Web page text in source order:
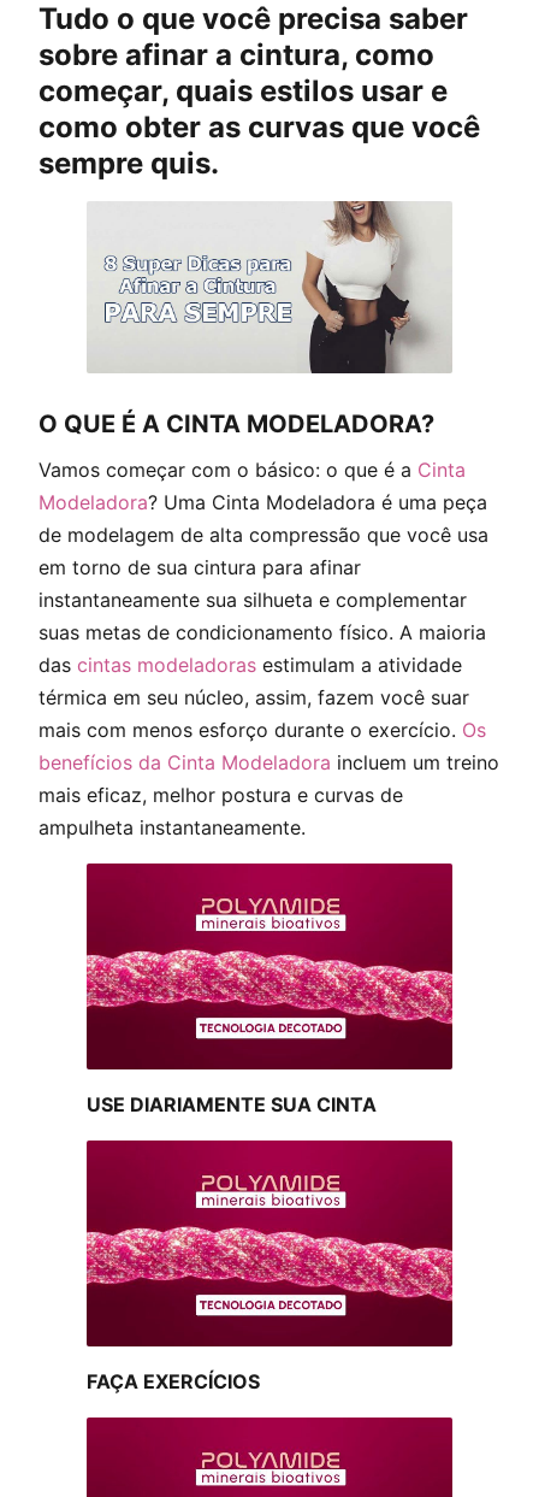
Tudo o que você precisa saber
sobre afinar a cintura, como
começar, quais estilos usar e
como obter as curvas que você
sempre quis.
O QUE É A CINTA MODELADORA?
Vamos começar com o básico: o que é a Cinta
Modeladora? Uma Cinta Modeladora é uma peça
de modelagem de alta compressão que você usa
em torno de sua cintura para afinar
instantaneamente sua silhueta e complementar
suas metas de condicionamento físico. A maioria
das cintas modeladoras estimulam a atividade
térmica em seu núcleo, assim, fazem você suar
mais com menos esforço durante o exercício. Os
benefícios da Cinta Modeladora incluem um treino
mais eficaz, melhor postura e curvas de
ampulheta instantaneamente.
USE DIARIAMENTE SUA CINTA
FAÇA EXERCÍCIOS